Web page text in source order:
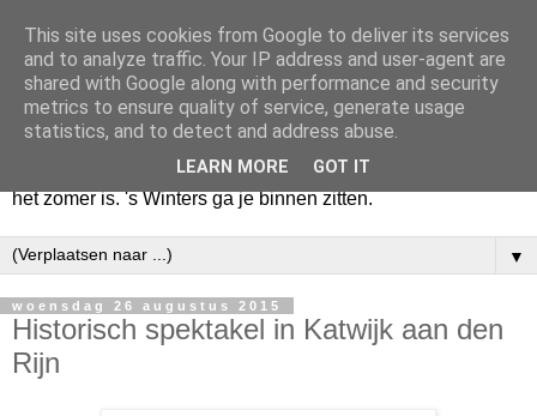
Huize Zeezicht
Als het lente is, lees ik een krant op een terras en drink een
latte uit een glas. Of om het even een boek met een
cappuccino of een dubbele espresso. Maar dat kan ook als
het zomer is. 's Winters ga je binnen zitten.
▼
woensdag 26 augustus 2015
Historisch spektakel in Katwijk aan den
Rijn
This site uses cookies from Google to deliver its services
and to analyze traffic. Your IP address and user-agent are
shared with Google along with performance and security
metrics to ensure quality of service, generate usage
statistics, and to detect and address abuse.
LEARN MORE GOT IT